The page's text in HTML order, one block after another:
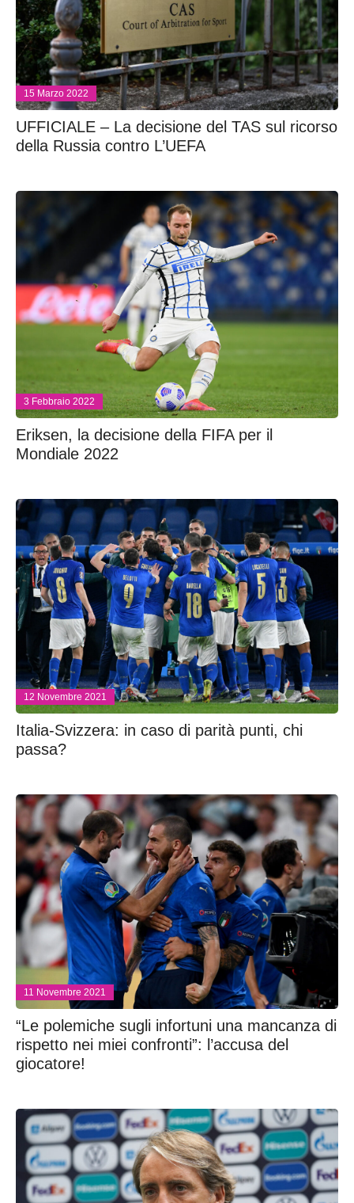
15 Marzo 2022
UFFICIALE – La decisione del TAS sul ricorso
della Russia contro L’UEFA
3 Febbraio 2022
Eriksen, la decisione della FIFA per il
Mondiale 2022
12 Novembre 2021
Italia-Svizzera: in caso di parità punti, chi
passa?
11 Novembre 2021
“Le polemiche sugli infortuni una mancanza di
rispetto nei miei confronti”: l’accusa del
giocatore!